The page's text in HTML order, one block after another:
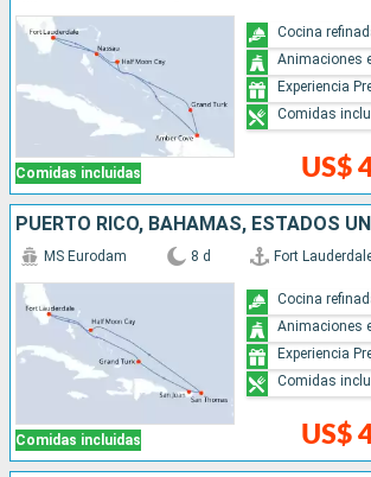
Comidas incluidas US$
Cocina
Animaciones
Experiencia
Comidas
Comidas incluidas
MS Eurodam 8 d Fort
US$
Cocina
Animaciones
Experiencia
Comidas